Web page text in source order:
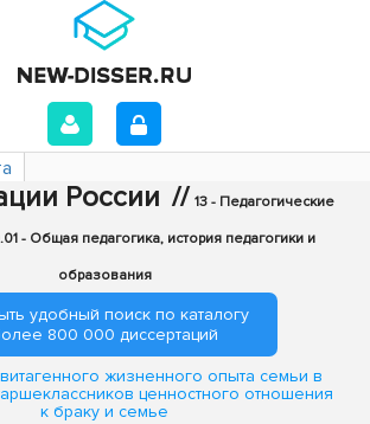
России // 13 - Педагогические
- Общая педагогика, история педагогики и
образования
удобный поиск по каталогу
800 000 диссертаций
жизненного опыта семьи в
ценностного отношения
к браку и семье